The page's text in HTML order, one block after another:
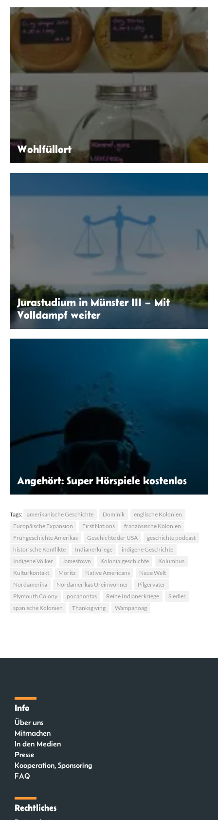
Wohlfüllort
Jurastudium in Münster III – Mit
Volldampf weiter
Angehört: Super Hörspiele kostenlos
Tags: amerikanische Geschichte Dominik
englische Kolonien
Europäische Expansion
First Nations
französische Kolonien
Frühgeschichte Amerikas
Geschichte der USA
geschichte podcast
historische Konflikte
Indianerkriege
indigene Geschichte
Indigene Völker
Jamestown Kolonialgeschichte
Kolumbus
Kulturkontakt
Moritz Native Americans
Neue Welt
Nordamerika
Nordamerikas Ureinwohner
Pilgerväter
Plymouth Colony
pocahontas Reihe Indianerkriege
Siedler
spanische Kolonien
Thanksgiving Wampanoag
Info
Über uns
Mitmachen
In den Medien
Presse
Kooperation, Sponsoring
FAQ
Rechtliches